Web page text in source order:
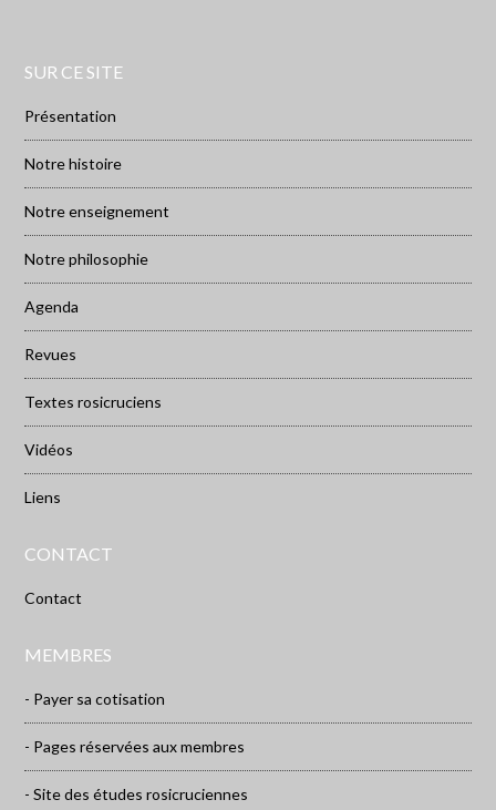
SUR CE SITE
Présentation
Notre histoire
Notre enseignement
Notre philosophie
Agenda
Revues
Textes rosicruciens
Vidéos
Liens
CONTACT
Contact
MEMBRES
- Payer sa cotisation
- Pages réservées aux membres
- Site des études rosicruciennes